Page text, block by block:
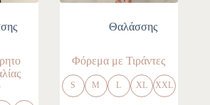
Θαλάσσης
Φόρεμα με Τιράντες
S M L XL XXL